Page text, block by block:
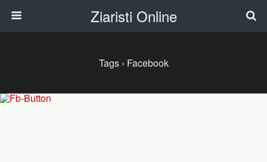
Ziaristi Online
Tags › Facebook